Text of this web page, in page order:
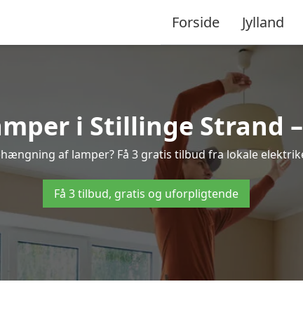
Forside Jylland
i Stillinge Strand
af lamper? Få 3 gratis tilbud fra lokale
Få 3 tilbud, gratis og uforpligtende